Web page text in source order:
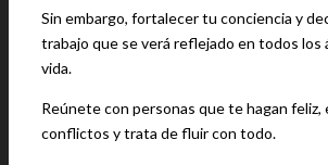
Sin embargo, fortalecer tu conciencia y
trabajo que se verá reflejado en todos los
vida.
Reúnete con personas que te hagan feliz,
conflictos y trata de fluir con todo.